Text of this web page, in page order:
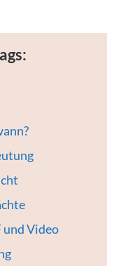
und Video